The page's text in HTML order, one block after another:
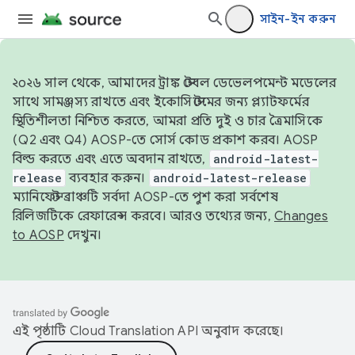
সাইন-ইন করুন
২০২৬ সাল থেকে, আমাদের ট্রাঙ্ক স্টেবল ডেভেলপমেন্ট মডেলের
সাথে সামঞ্জস্য রাখতে এবং ইকোসিস্টেমের জন্য প্ল্যাটফর্মের
স্থিতিশীলতা নিশ্চিত করতে, আমরা প্রতি দুই ও চার ত্রৈমাসিকে
(Q2 এবং Q4) AOSP-তে সোর্স কোড প্রকাশ করব। AOSP
বিল্ড করতে এবং এতে অবদান রাখতে,
android-latest-
release ব্যবহার করুন। android-latest-release
ম্যানিফেস্ট ব্রাঞ্চটি সর্বদা AOSP-তে পুশ করা সর্বশেষ
রিলিজটিকে রেফারেন্স করবে। আরও তথ্যের জন্য, Changes
to AOSP দেখুন।
এই পৃষ্ঠাটি Cloud Translation API অনুবাদ করেছে।